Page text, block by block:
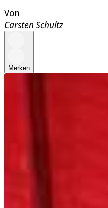
Von
Carsten Schultz
Merken